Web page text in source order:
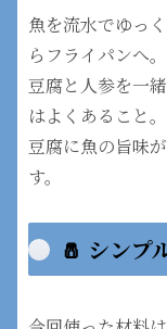
魚を流水でゆっ
らフライパンへ。
豆腐と人参を一
はよくあること。
豆腐に魚の旨味
す。
🧂 シンプ